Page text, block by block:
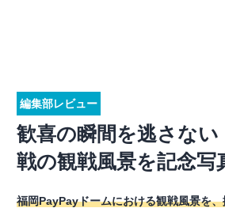
編集部レビュー
歓喜の瞬間を逃さない
戦の観戦風景を記念写
福岡PayPayドームにおける観戦風景を